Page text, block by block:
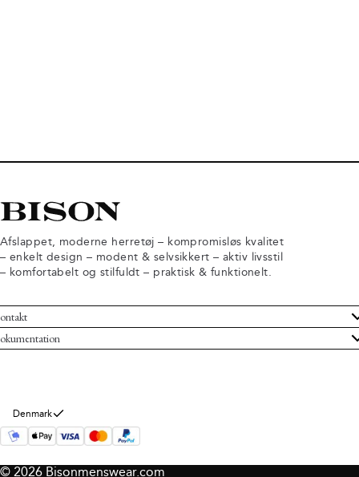
Afslappet, moderne herretøj – kompromisløs kvalitet
– enkelt design – modent & selvsikkert – aktiv livsstil
– komfortabelt og stilfuldt – praktisk & funktionelt.
Bisoninformation
Denmark
© 2026 Bisonmenswear.com